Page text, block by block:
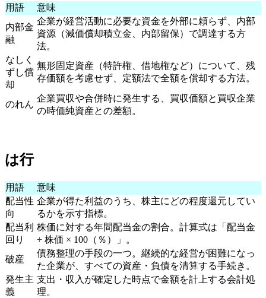
用語
意味
内部金
融
企業が経営活動に必要な資金を外部に頼らず、内部
資源（減価償却積立金、内部留保）で調達する方
法。
なしく
ずし償
却
無形固定資産（特許権、借地権など）について、残
存価額を考慮せず、定額法で全額を償却する方法。
のれん
企業買収や合併時に発生する、買収価額と買収企業
の時価純資産との差額。
は行
用語
意味
配当性
向
企業が得た利益のうち、株主にどの程度還元してい
るかを示す指標。
配当利
回り
株価に対する年間配当金の割合。計算式は「配当金
÷ 株価 × 100（％）」。
破産
債務整理の手段の一つ。継続的な経営が困難になっ
た企業が、すべての資産・負債を清算する手続き。
発生主
義
支出・収入が確定した時点で金額を計上する会計処
理。